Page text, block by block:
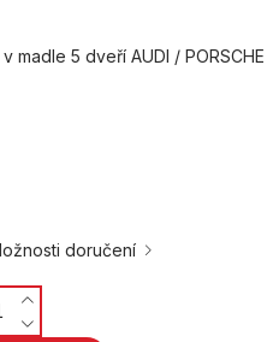
doručení
v madle 5 dveří AUDI / PORSCHE